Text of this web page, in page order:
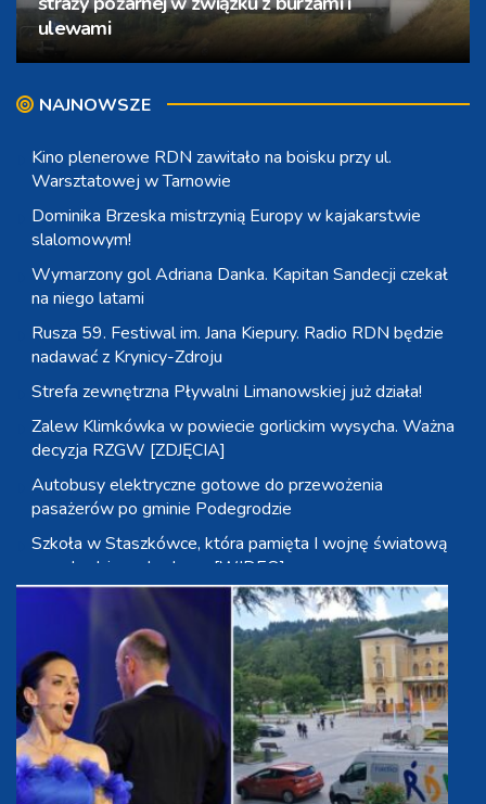
[ZDJĘCIA]
NAJNOWSZE
Kino plenerowe RDN zawitało na boisku przy ul.
Warsztatowej w Tarnowie
Dominika Brzeska mistrzynią Europy w kajakarstwie
slalomowym!
Wymarzony gol Adriana Danka. Kapitan Sandecji czekał
na niego latami
Rusza 59. Festiwal im. Jana Kiepury. Radio RDN będzie
nadawać z Krynicy-Zdroju
Strefa zewnętrzna Pływalni Limanowskiej już działa!
Zalew Klimkówka w powiecie gorlickim wysycha. Ważna
decyzja RZGW [ZDJĘCIA]
Autobusy elektryczne gotowe do przewożenia
pasażerów po gminie Podegrodzie
Szkoła w Staszkówce, która pamięta I wojnę światową
przechodzi przebudowę [WIDEO]
Jechał na podwójnym gazie z sądowym zakazem
kierowania. Teraz trafi do więzienia
Sprzęt ochrony ludności trafił do gminy Wierzchosławice.
Wyposażenie odebrali strażacy i przedstawiciele
wodociągów
Będzie zmiana w tarnowskich strukturach PiS? Poseł
Szczurek-Żelazko: 'Ja skupiam się na pracy
parlamentarzysty’